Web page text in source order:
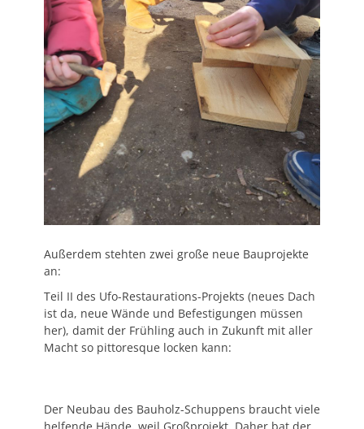
Außerdem stehten zwei große neue Bauprojekte
an:
Teil II des Ufo-Restaurations-Projekts (neues Dach
ist da, neue Wände und Befestigungen müssen
her), damit der Frühling auch in Zukunft mit aller
Macht so pittoresque locken kann:
Der Neubau des Bauholz-Schuppens braucht viele